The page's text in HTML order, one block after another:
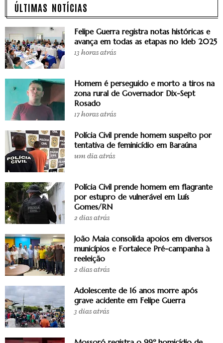
ÚLTIMAS NOTÍCIAS
Felipe Guerra registra notas históricas e
avança em todas as etapas no Ideb 2025
13 horas atrás
Homem é perseguido e morto a tiros na
zona rural de Governador Dix-Sept
Rosado
17 horas atrás
Polícia Civil prende homem suspeito por
tentativa de feminicídio em Baraúna
um dia atrás
Polícia Civil prende homem em flagrante
por estupro de vulnerável em Luís
Gomes/RN
2 dias atrás
João Maia consolida apoios em diversos
municípios e Fortalece Pré-campanha à
reeleição
2 dias atrás
Adolescente de 16 anos morre após
grave acidente em Felipe Guerra
3 dias atrás